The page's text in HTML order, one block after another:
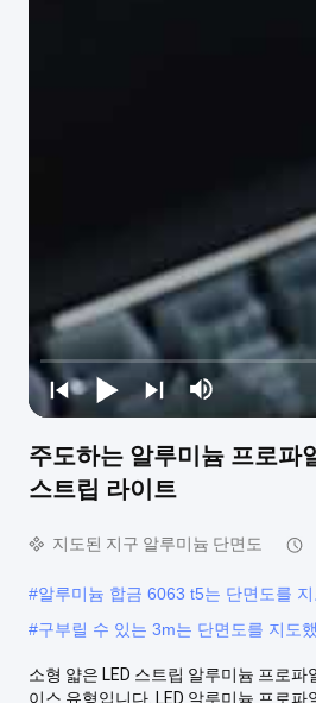
주도하는 알루미늄 프로파
스트립 라이트
지도된 지구 알루미늄 단면도
#알루미늄 합금 6063 t5는 단면도를
#구부릴 수 있는 3m는 단면도를 지도
소형 얇은 LED 스트립 알루미늄 프로
이스 유형입니다. LED 알루미늄 프로